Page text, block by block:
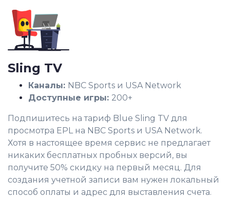
Sling TV
Каналы: NBC Sports и USA Network
Доступные игры: 200+
Подпишитесь на тариф Blue Sling TV для
просмотра EPL на NBC Sports и USA Network.
Хотя в настоящее время сервис не предлагает
никаких бесплатных пробных версий, вы
получите 50% скидку на первый месяц. Для
создания учетной записи вам нужен локальный
способ оплаты и адрес для выставления счета.